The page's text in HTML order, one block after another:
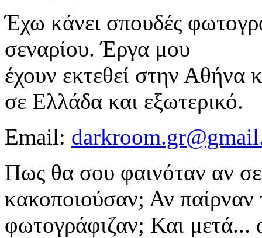
Έχω κάνει σπουδές
σεναρίου. Έργα μου
έχουν εκτεθεί στην Αθήνα
σε Ελλάδα και εξωτερικό.
Email:
Πως θα σου φαινόταν αν
κακοποιούσαν; Αν
φωτογράφιζαν; Και μετά...